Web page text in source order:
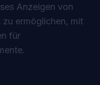
Anzeigen von
zu ermöglichen, mit
für